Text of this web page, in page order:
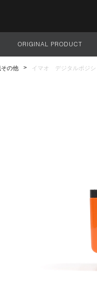
サイト全体
ORIGINAL PRODUCT
の他 イマオ デジタルポジ